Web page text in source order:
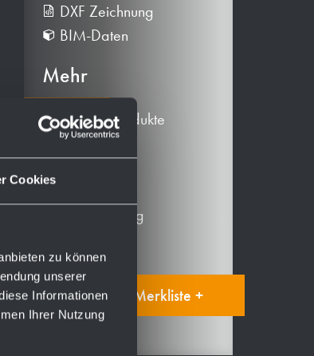
Cookies
zu können
unserer
Informationen
Ihrer Nutzung
DXF Zeichnung
BIM-Daten
Mehr
Alternative Produkte
Zubehör
Betriebsmittel
Produktanleitung
Auf die Merkliste +